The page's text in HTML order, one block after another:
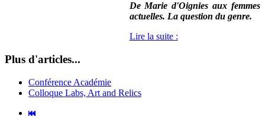
De Marie d'Oignies aux femmes
actuelles. La question du genre.
Lire la suite :
Plus d'articles...
Conférence Académie
Colloque Labs, Art and Relics